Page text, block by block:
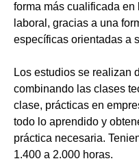
forma más cualificada
laboral, gracias a una
específicas orientadas a
Los estudios se realizan
combinando las clases
clase, prácticas en
todo lo aprendido y
práctica necesaria.
1.400 a 2.000 horas.